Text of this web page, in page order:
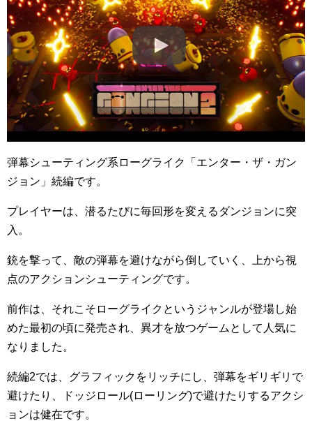
弾幕シューティング系ローグライク「エンター・ザ・ガン
ジョン」続編です。
プレイヤーは、潜るたびに毎回形を変えるダンジョンに突
入。
銃を撃って、敵の弾幕を避けながら倒していく、上から視
点のアクションシューティングです。
前作は、それこそローグライクというジャンルが登場し始
めた最初の頃に発売され、異才を放つゲームとして人気に
なりました。
続編2では、グラフィックをリッチにし、弾幕をギリギリで
避けたり、ドッジロール(ローリング)で避けたりするアクシ
ョンは健在です。